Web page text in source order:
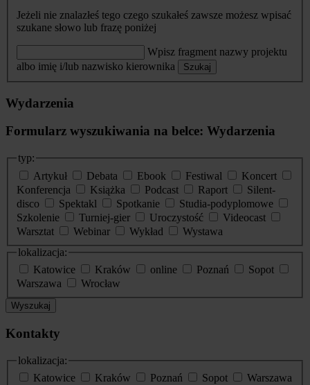
Jeżeli nie znalazłeś tego czego szukałeś zawsze możesz wpisać
szukane słowo lub frazę poniżej
Wpisz fragment nazwy projektu
albo imię i/lub nazwisko kierownika
Szukaj
Wydarzenia
Formularz wyszukiwania na belce: Wydarzenia
typ:
Artykuł
Debata Ebook Festiwal
Koncert
Konferencja
Książka Podcast Raport
Silent-
disco
Spektakl Spotkanie
Studia-podyplomowe
Szkolenie
Turniej-gier Uroczystość
Videocast
Warsztat
Webinar Wykład
Wystawa
lokalizacja:
Katowice
Kraków online Poznań
Sopot
Warszawa
Wrocław
Wyszukaj
Kontakty
lokalizacja:
Katowice
Kraków Poznań Sopot
Warszawa